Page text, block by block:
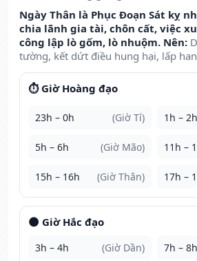
Ngày Thân là Phục Đoạn Sát kỵ
chia lãnh gia tài, chôn cất, việc
công lập lò gốm, lò nhuộm. Nên:
tường, kết dứt điều hung hại, lấp
⏱️ Giờ Hoàng đạo
23h – 0h (Giờ Tí) 1h – 2h
5h – 6h (Giờ Mão) 11h –
15h – 16h (Giờ Thân) 17h –
🌑 Giờ Hắc đạo
3h – 4h (Giờ Dần) 7h – 8h